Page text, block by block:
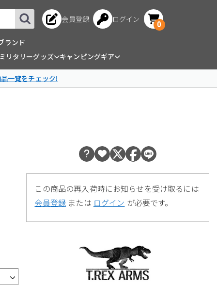
会員登録 ログイン
0
ランド
リタリーグッズ キャンピングギア
一覧をチェック!
この商品の再入荷時にお知らせを受け取るには
会員登録 または ログイン が必要です。